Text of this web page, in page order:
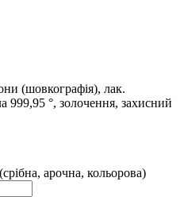
(шовкографія), лак.
999,95 °, золочення, захисний
арочна, кольорова)